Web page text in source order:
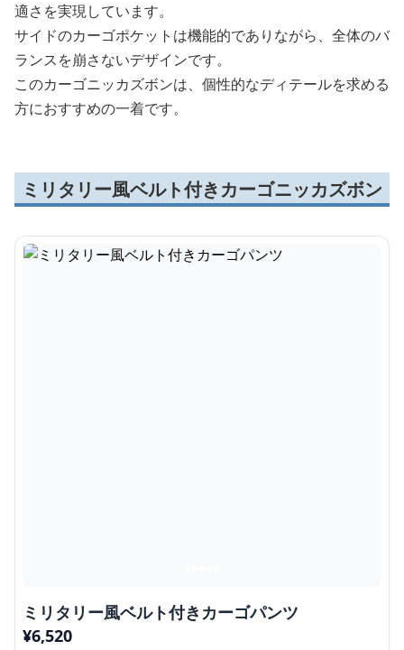
適さを実現しています。
サイドのカーゴポケットは機能的でありながら、全体のバ
ランスを崩さないデザインです。
このカーゴニッカズボンは、個性的なディテールを求める
方におすすめの一着です。
ミリタリー風ベルト付きカーゴニッカズボン
ミリタリー風ベルト付きカーゴパンツ
¥6,520